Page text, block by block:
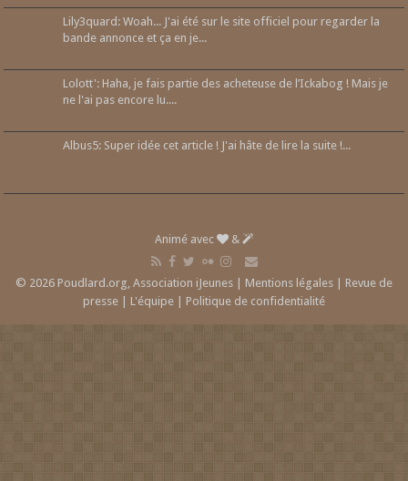
Lily3quard: Woah... J'ai été sur le site officiel pour regarder la
bande annonce et ça en je...
Lolott': Haha, je fais partie des acheteuse de l’Ickabog ! Mais je
ne l'ai pas encore lu....
Albus5: Super idée cet article ! J'ai hâte de lire la suite !...
Animé avec &
© 2026 Poudlard.org, Association iJeunes | Mentions légales | Revue de
presse | L'équipe | Politique de confidentialité